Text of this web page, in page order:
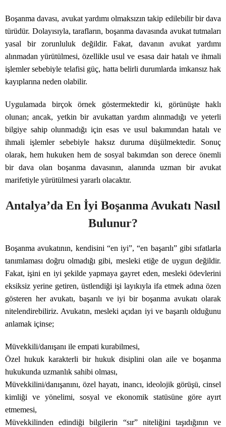
Boşanma davası, avukat yardımı olmaksızın takip edilebilir bir dava
türüdür. Dolayısıyla, tarafların, boşanma davasında avukat tutmaları
yasal bir zorunluluk değildir. Fakat, davanın avukat yardımı
alınmadan yürütülmesi, özellikle usul ve esasa dair hatalı ve ihmali
işlemler sebebiyle telafisi güç, hatta belirli durumlarda imkansız hak
kayıplarına neden olabilir.
Uygulamada birçok örnek göstermektedir ki, görünüşte haklı
olunan; ancak, yetkin bir avukattan yardım alınmadığı ve yeterli
bilgiye sahip olunmadığı için esas ve usul bakımından hatalı ve
ihmali işlemler sebebiyle haksız duruma düşülmektedir. Sonuç
olarak, hem hukuken hem de sosyal bakımdan son derece önemli
bir dava olan boşanma davasının, alanında uzman bir avukat
marifetiyle yürütülmesi yararlı olacaktır.
Antalya’da En İyi Boşanma Avukatı Nasıl
Bulunur?
Boşanma avukatının, kendisini “en iyi”, “en başarılı” gibi sıfatlarla
tanımlaması doğru olmadığı gibi, mesleki etiğe de uygun değildir.
Fakat, işini en iyi şekilde yapmaya gayret eden, mesleki ödevlerini
eksiksiz yerine getiren, üstlendiği işi layıkıyla ifa etmek adına özen
gösteren her avukatı, başarılı ve iyi bir boşanma avukatı olarak
nitelendirebiliriz. Avukatın, mesleki açıdan iyi ve başarılı olduğunu
anlamak içinse;
Müvekkili/danışanı ile empati kurabilmesi,
Özel hukuk karakterli bir hukuk disiplini olan aile ve boşanma
hukukunda uzmanlık sahibi olması,
Müvekkilini/danışanını, özel hayatı, inancı, ideolojik görüşü, cinsel
kimliği ve yönelimi, sosyal ve ekonomik statüsüne göre ayırt
etmemesi,
Müvekkilinden edindiği bilgilerin “sır” niteliğini taşıdığının ve